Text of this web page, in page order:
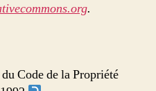
.
Code de la Propriété